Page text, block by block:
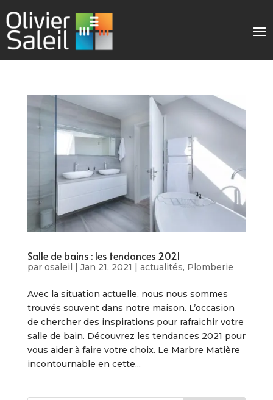
Salle de bains : les tendances 2021
par osaleil | Jan 21, 2021 | actualités, Plomberie
Avec la situation actuelle, nous nous sommes
trouvés souvent dans notre maison. L’occasion
de chercher des inspirations pour rafraichir votre
salle de bain. Découvrez les tendances 2021 pour
vous aider à faire votre choix. Le Marbre Matière
incontournable en cette...